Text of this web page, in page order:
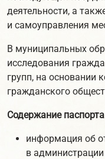
деятельности, а
и самоуправления
В муниципальных
исследования
групп, на основании
гражданского
Содержание паспорта
информация об
в